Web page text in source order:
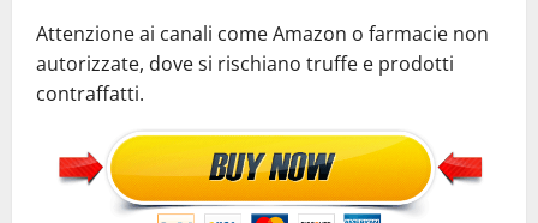
Attenzione ai canali come Amazon o farmacie non
autorizzate, dove si rischiano truffe e prodotti
contraffatti.